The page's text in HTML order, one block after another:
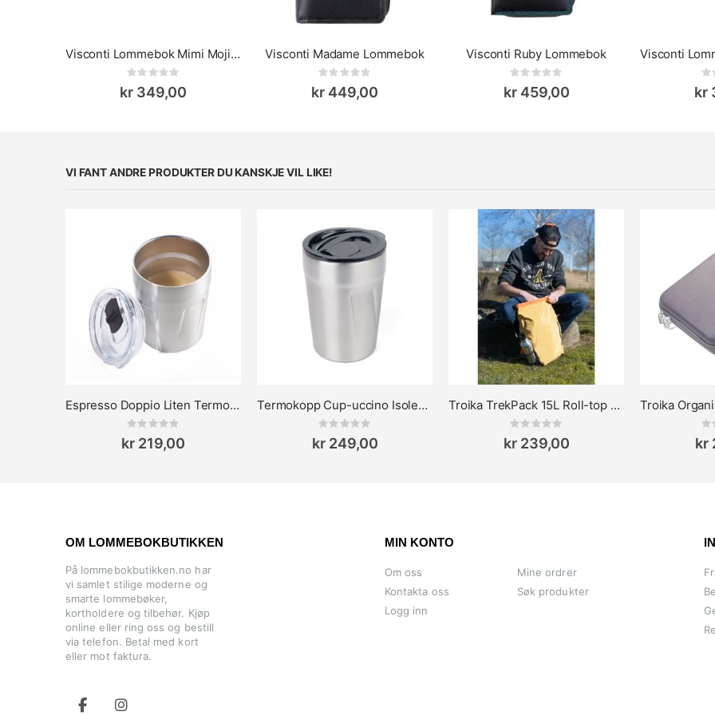
Visconti Lommebok Mimi Mojito
Rating:
kr 349,00
Visconti Madame Lommebok
Rating:
kr 449,00
Visconti Ruby Lommebok
Rating:
kr 459,00 kr
VI FANT ANDRE PRODUKTER DU KANSKJE VIL LIKE!
Espresso Doppio Liten Termokopp
Rating:
kr 219,00
Termokopp Cup-uccino Isolert - Miljøvennlig og Stilig
Rating:
kr 249,00
Troika TrekPack 15L Roll-top Sammenleggbar ryggsekk
Rating:
kr 239,00 kr
OM LOMMEBOKBUTIKKEN
På lommebokbutikken.no har
vi samlet stilige moderne og
smarte lommebøker,
kortholdere og tilbehør. Kjøp
online eller ring oss og bestill
via telefon. Betal med kort
eller mot faktura.
MIN KONTO
Om oss
Kontakta oss
Logg inn
Mine ordrer
Søk produkter